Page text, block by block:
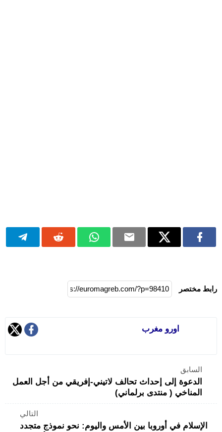
رابط مختصر
اورو مغرب
السابق
الدعوة إلى إحداث تحالف لاتيني-إفريقي من أجل العمل
المناخي ( منتدى برلماني)
التالي
الإسلام في أوروبا بين الأمس واليوم: نحو نموذج متجدد